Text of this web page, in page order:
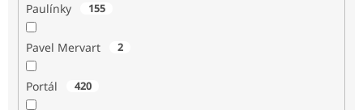
Paulínky 155
Pavel Mervart 2
Portál 420